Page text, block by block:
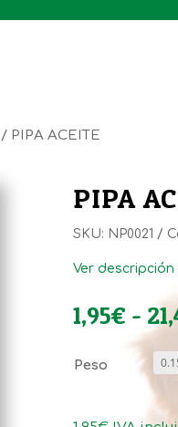
/ PIPA ACEITE
PIPA
SKU: NP0021
Ver
1,95€ -
Peso